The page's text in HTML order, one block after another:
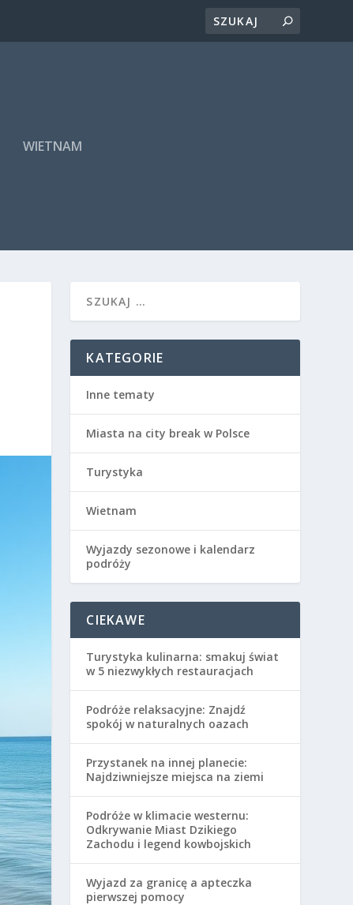
WIETNAM
KATEGORIE
Inne tematy
Miasta na city break w Polsce
Turystyka
Wietnam
Wyjazdy sezonowe i kalendarz
podróży
CIEKAWE
Turystyka kulinarna: smakuj świat
w 5 niezwykłych restauracjach
Podróże relaksacyjne: Znajdź
spokój w naturalnych oazach
Przystanek na innej planecie:
Najdziwniejsze miejsca na ziemi
Podróże w klimacie westernu:
Odkrywanie Miast Dzikiego
Zachodu i legend kowbojskich
Wyjazd za granicę a apteczka
pierwszej pomocy